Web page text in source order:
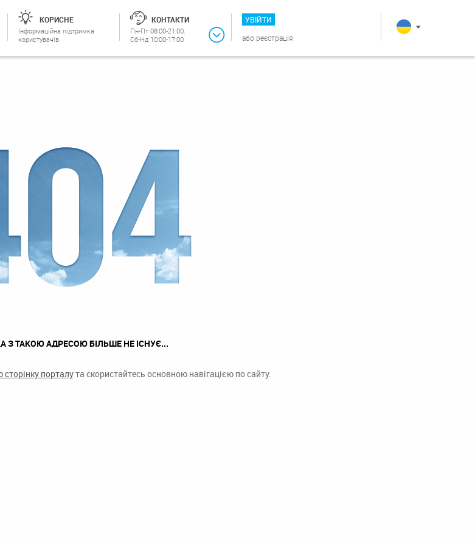
КОРИСНЕ
Інформаційна підтримка
користувачів
КОНТАКТИ
Пн-Пт 08:00-21:00,
Сб-Нд 10:00-17:00
УВІЙТИ
або реєстрація
З ТАКОЮ АДРЕСОЮ БІЛЬШЕ НЕ ІСНУЄ...
сторінку порталута скористайтесь основною навігацією по сайту.